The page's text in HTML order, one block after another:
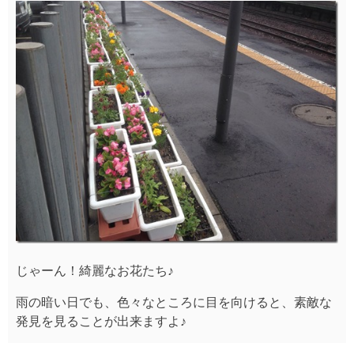
じゃーん！綺麗なお花たち♪
雨の暗い日でも、色々なところに目を向けると、素敵な
発見を見ることが出来ますよ♪